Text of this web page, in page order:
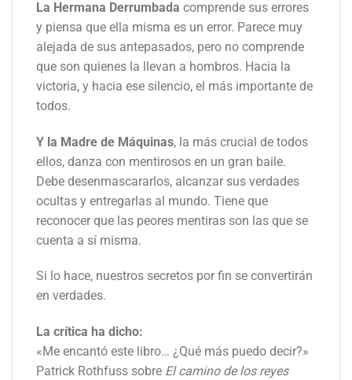
La Hermana Derrumbada comprende sus errores
y piensa que ella misma es un error. Parece muy
alejada de sus antepasados, pero no comprende
que son quienes la llevan a hombros. Hacia la
victoria, y hacia ese silencio, el más importante de
todos.
Y la Madre de Máquinas, la más crucial de todos
ellos, danza con mentirosos en un gran baile.
Debe desenmascararlos, alcanzar sus verdades
ocultas y entregarlas al mundo. Tiene que
reconocer que las peores mentiras son las que se
cuenta a sí misma.
Si lo hace, nuestros secretos por fin se convertirán
en verdades.
La crítica ha dicho:
«Me encantó este libro… ¿Qué más puedo decir?»
Patrick Rothfuss sobre El camino de los reyes